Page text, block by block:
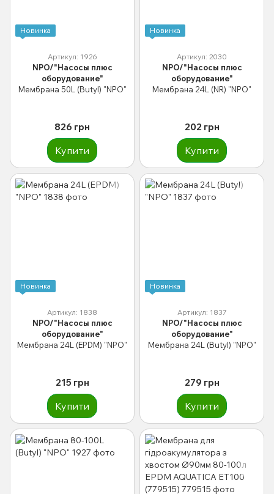
Новинка
Артикул: 1926
NPO/"Насосы плюс
оборудование"
Мембрана 50L (Butyl) "NPO"
826 грн
Купити
Новинка
Артикул: 2030
NPO/"Насосы плюс
оборудование"
Мембрана 24L (NR) "NPO"
202 грн
Купити
Новинка
Артикул: 1838
NPO/"Насосы плюс
оборудование"
Мембрана 24L (EPDM) "NPO"
215 грн
Купити
Новинка
Артикул: 1837
NPO/"Насосы плюс
оборудование"
Мембрана 24L (Butyl) "NPO"
279 грн
Купити